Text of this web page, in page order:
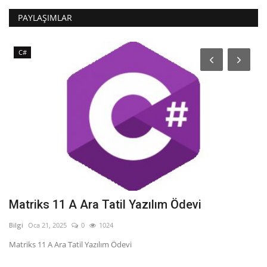
PAYLAŞIMLAR
C#
Matriks 11 A Ara Tatil Yazılım Ödevi
Bilgi Oca 21, 2025 0 1024
Matriks 11 A Ara Tatil Yazılım Ödevi